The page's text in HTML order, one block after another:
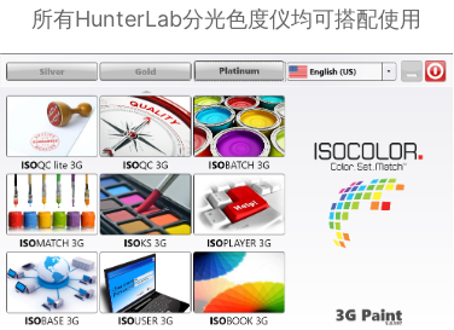
所有HunterLab分光色度仪均可搭配使用